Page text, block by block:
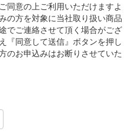
同意の上ご利用いただけますよ
の方を対象に当社取り扱い商品
でご連絡させて頂く場合がござ
『同意して送信』ボタンを押し
のお申込みはお断りさせていた